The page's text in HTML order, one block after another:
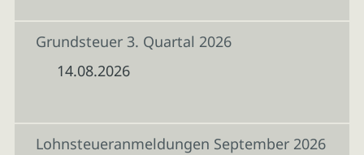
Grundsteuer 3. Quartal 2026
14.08.2026
Lohnsteueranmeldungen September 2026